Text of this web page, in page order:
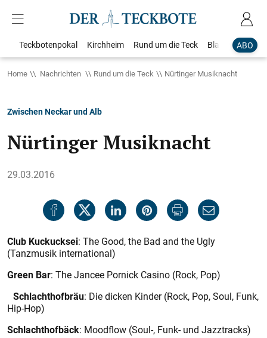
ABO
Teckbotenpokal Kirchheim Rund um die Teck Blaulicht
Home Nachrichten Rund um die Teck Nürtinger Musiknacht
Zwischen Neckar und Alb
Nürtinger Musiknacht
29.03.2016
Club Kuckucksei: The Good, the Bad and the Ugly
(Tanzmusik international)
Green Bar: The Jancee Pornick Casino (Rock, Pop)
Schlachthofbräu: Die dicken Kinder (Rock, Pop, Soul, Funk,
Hip-Hop)
Schlachthofbäck: Moodflow (Soul-, Funk- und Jazztracks)